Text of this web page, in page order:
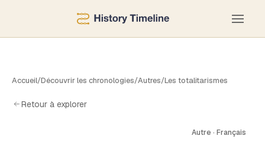
Accueil/Découvrir les chronologies/Autres/Les totalitarismes
Retour à explorer
Autre · Français